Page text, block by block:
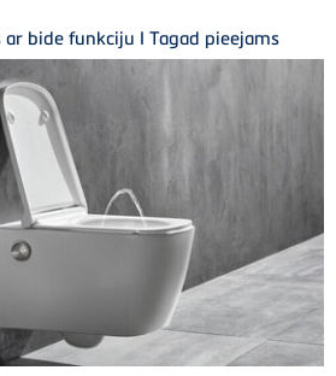
bide funkciju I Tagad pieejams